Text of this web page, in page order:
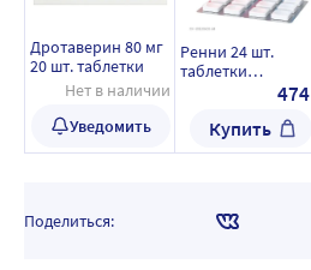
Дротаверин 80 мг
20 шт. таблетки
Нет в наличии
Уведомить
Ренни 24 шт.
таблетки
жевательные474
Купить
Поделиться: